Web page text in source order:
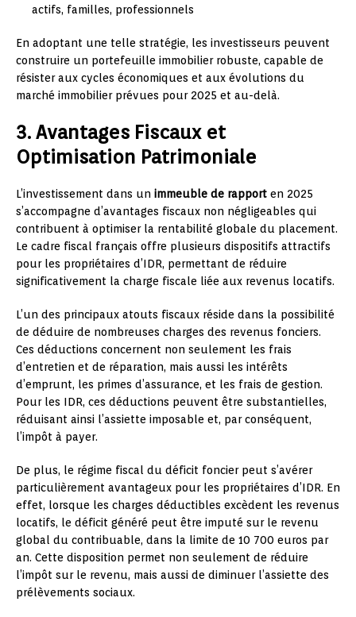
actifs, familles, professionnels
En adoptant une telle stratégie, les investisseurs peuvent
construire un portefeuille immobilier robuste, capable de
résister aux cycles économiques et aux évolutions du
marché immobilier prévues pour 2025 et au-delà.
3. Avantages Fiscaux et
Optimisation Patrimoniale
L’investissement dans un immeuble de rapport en 2025
s’accompagne d’avantages fiscaux non négligeables qui
contribuent à optimiser la rentabilité globale du placement.
Le cadre fiscal français offre plusieurs dispositifs attractifs
pour les propriétaires d’IDR, permettant de réduire
significativement la charge fiscale liée aux revenus locatifs.
L’un des principaux atouts fiscaux réside dans la possibilité
de déduire de nombreuses charges des revenus fonciers.
Ces déductions concernent non seulement les frais
d’entretien et de réparation, mais aussi les intérêts
d’emprunt, les primes d’assurance, et les frais de gestion.
Pour les IDR, ces déductions peuvent être substantielles,
réduisant ainsi l’assiette imposable et, par conséquent,
l’impôt à payer.
De plus, le régime fiscal du déficit foncier peut s’avérer
particulièrement avantageux pour les propriétaires d’IDR. En
effet, lorsque les charges déductibles excèdent les revenus
locatifs, le déficit généré peut être imputé sur le revenu
global du contribuable, dans la limite de 10 700 euros par
an. Cette disposition permet non seulement de réduire
l’impôt sur le revenu, mais aussi de diminuer l’assiette des
prélèvements sociaux.